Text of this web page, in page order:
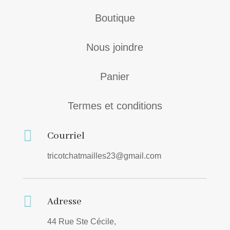
Boutique
Nous joindre
Panier
Termes et conditions
 Courriel
tricotchatmailles23@gmail.com
 Adresse
44 Rue Ste Cécile,